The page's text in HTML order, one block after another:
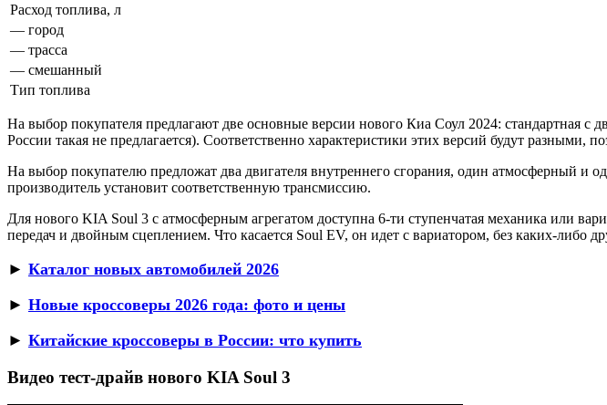
Расход топлива, л
— город
— трасса
— смешанный
Тип топлива
На выбор покупателя предлагают две основные версии нового Киа Соул 2024: стандартная с
России такая не предлагается). Соответственно характеристики этих версий будут разными,
На выбор покупателю предложат два двигателя внутреннего сгорания, один атмосферный и
производитель установит соответственную трансмиссию.
Для нового KIA Soul 3 с атмосферным агрегатом доступна 6-ти ступенчатая механика или
передач и двойным сцеплением. Что касается Soul EV, он идет с вариатором, без каких-либо
► Каталог новых автомобилей 2026
► Новые кроссоверы 2026 года: фото и цены
► Китайские кроссоверы в России: что купить
Видео тест-драйв нового KIA Soul 3